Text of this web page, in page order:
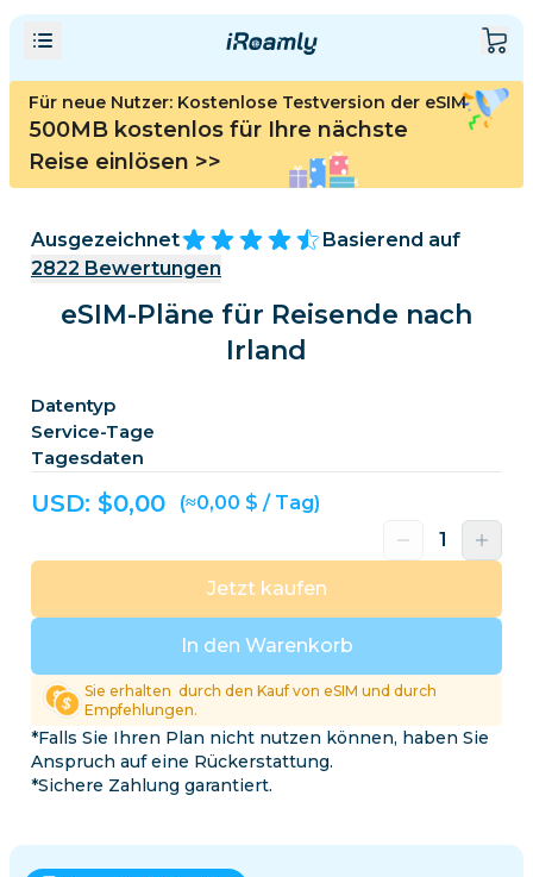
Für neue Nutzer: Kostenlose Testversion der eSIM
500MB kostenlos für Ihre nächste
Reise einlösen >>
Ausgezeichnet
Basierend auf
2822 Bewertungen
eSIM-Pläne für Reisende nach
Irland
Datentyp
Service-Tage
Tagesdaten
USD: $0,00 (≈0,00 $ / Tag)
In den Warenkorb
Jetzt kaufen
Sie erhalten durch den Kauf von eSIM und durch
Empfehlungen.
*Falls Sie Ihren Plan nicht nutzen können, haben Sie
Anspruch auf eine Rückerstattung.
*Sichere Zahlung garantiert.